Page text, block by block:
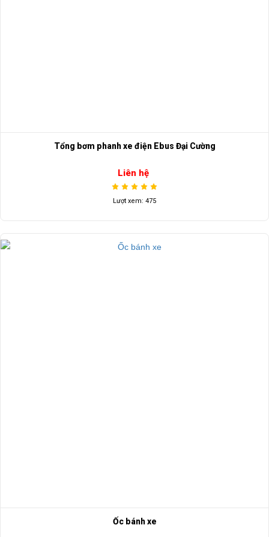
Tổng bơm phanh xe điện Ebus Đại Cường
Liên hệ
Lượt xem: 475
Ốc bánh xe